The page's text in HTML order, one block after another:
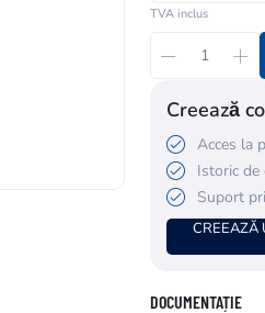
TVA inclus
Creează
Acces la
Istoric de
Suport
CREEAZĂ
DOCUMENTAȚIE